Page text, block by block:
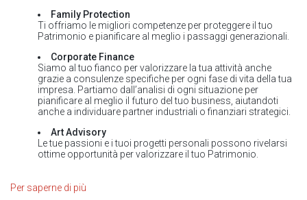
Family Protection
Ti offriamo le migliori competenze per proteggere il tuo
Patrimonio e pianificare al meglio i passaggi generazionali.
Corporate Finance
Siamo al tuo fianco per valorizzare la tua attività anche
grazie a consulenze specifiche per ogni fase di vita della tua
impresa. Partiamo dall’analisi di ogni situazione per
pianificare al meglio il futuro del tuo business, aiutandoti
anche a individuare partner industriali o finanziari strategici.
Art Advisory
Le tue passioni e i tuoi progetti personali possono rivelarsi
ottime opportunità per valorizzare il tuo Patrimonio.
Per saperne di più